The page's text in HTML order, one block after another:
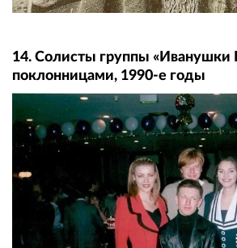
14. Солисты группы «Иванушки
поклонницами, 1990-е годы